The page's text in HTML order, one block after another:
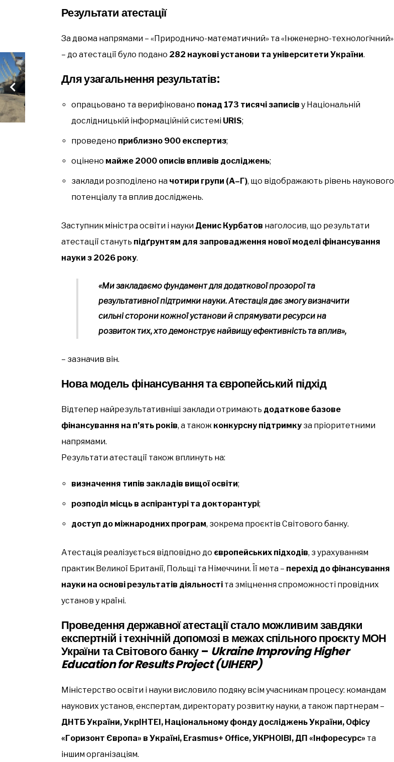
Результати атестації
За двома напрямами – «Природничо-математичний» та «Інженерно-технологічний»
– до атестації було подано 282 наукові установи та університети України.
Для узагальнення результатів:
опрацьовано та верифіковано понад 173 тисячі записів у Національній
дослідницькій інформаційній системі URIS;
проведено приблизно 900 експертиз;
оцінено майже 2000 описів впливів досліджень;
заклади розподілено на чотири групи (А–Г), що відображають рівень наукового
потенціалу та вплив досліджень.
Заступник міністра освіти і науки Денис Курбатов наголосив, що результати
атестації стануть підґрунтям для запровадження нової моделі фінансування
науки з 2026 року.
«Ми закладаємо фундамент для додаткової прозорої та
результативної підтримки науки. Атестація дає змогу визначити
сильні сторони кожної установи й спрямувати ресурси на
розвиток тих, хто демонструє найвищу ефективність та вплив»,
– зазначив він.
Нова модель фінансування та європейський підхід
Відтепер найрезультативніші заклади отримають додаткове базове
фінансування на п’ять років, а також конкурсну підтримку за пріоритетними
напрямами.
Результати атестації також вплинуть на:
визначення типів закладів вищої освіти;
розподіл місць в аспірантурі та докторантурі;
доступ до міжнародних програм, зокрема проєктів Світового банку.
Атестація реалізується відповідно до європейських підходів, з урахуванням
практик Великої Британії, Польщі та Німеччини. Її мета – перехід до фінансування
науки на основі результатів діяльності та зміцнення спроможності провідних
установ у країні.
Проведення державної атестації стало можливим завдяки
експертній і технічній допомозі в межах спільного проєкту МОН
України та Світового банку – Ukraine Improving Higher
Education for Results Project (UIHERP)
Міністерство освіти і науки висловило подяку всім учасникам процесу: командам
наукових установ, експертам, директорату розвитку науки, а також партнерам –
ДНТБ України, УкрІНТЕІ, Національному фонду досліджень України, Офісу
«Горизонт Європа» в Україні, Erasmus+ Office, УКРНОІВІ, ДП «Інфоресурс» та
іншим організаціям.